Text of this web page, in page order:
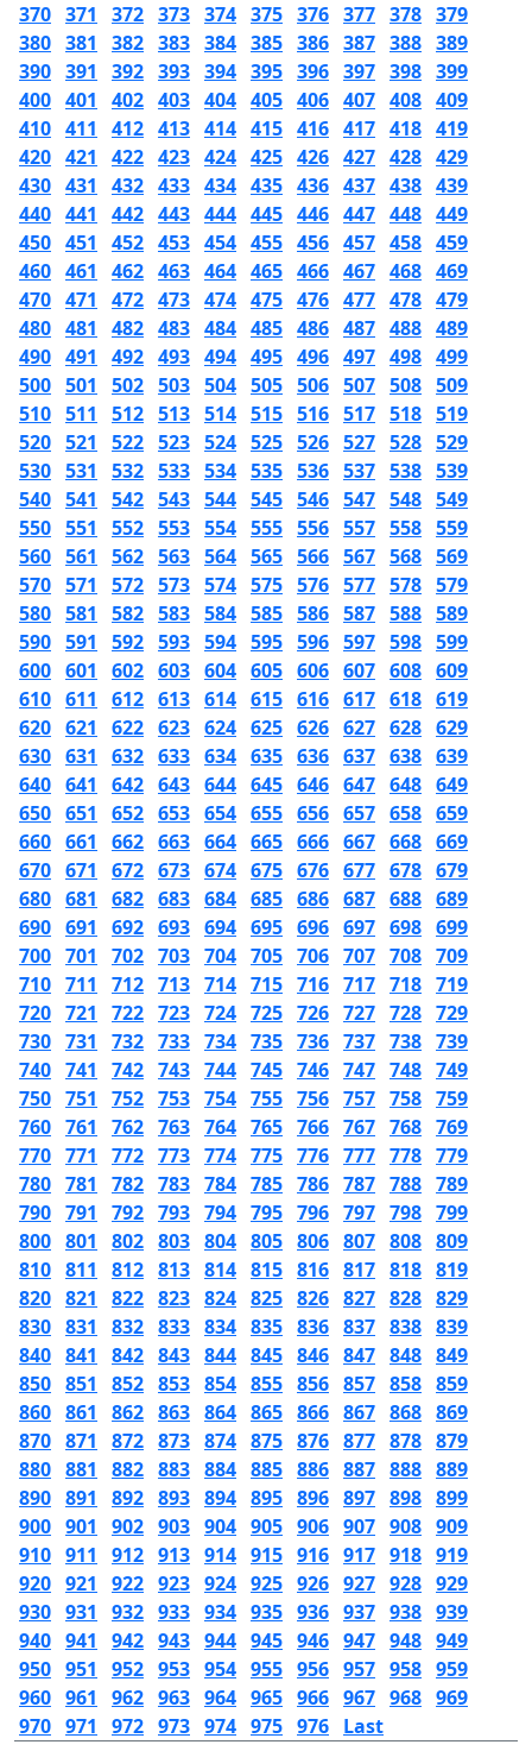
370 371 372 373 374 375 376 377 378 379
380 381 382 383 384 385 386 387 388 389
390 391 392 393 394 395 396 397 398 399
400 401 402 403 404 405 406 407 408 409
410 411 412 413 414 415 416 417 418 419
420 421 422 423 424 425 426 427 428 429
430 431 432 433 434 435 436 437 438 439
440 441 442 443 444 445 446 447 448 449
450 451 452 453 454 455 456 457 458 459
460 461 462 463 464 465 466 467 468 469
470 471 472 473 474 475 476 477 478 479
480 481 482 483 484 485 486 487 488 489
490 491 492 493 494 495 496 497 498 499
500 501 502 503 504 505 506 507 508 509
510 511 512 513 514 515 516 517 518 519
520 521 522 523 524 525 526 527 528 529
530 531 532 533 534 535 536 537 538 539
540 541 542 543 544 545 546 547 548 549
550 551 552 553 554 555 556 557 558 559
560 561 562 563 564 565 566 567 568 569
570 571 572 573 574 575 576 577 578 579
580 581 582 583 584 585 586 587 588 589
590 591 592 593 594 595 596 597 598 599
600 601 602 603 604 605 606 607 608 609
610 611 612 613 614 615 616 617 618 619
620 621 622 623 624 625 626 627 628 629
630 631 632 633 634 635 636 637 638 639
640 641 642 643 644 645 646 647 648 649
650 651 652 653 654 655 656 657 658 659
660 661 662 663 664 665 666 667 668 669
670 671 672 673 674 675 676 677 678 679
680 681 682 683 684 685 686 687 688 689
690 691 692 693 694 695 696 697 698 699
700 701 702 703 704 705 706 707 708 709
710 711 712 713 714 715 716 717 718 719
720 721 722 723 724 725 726 727 728 729
730 731 732 733 734 735 736 737 738 739
740 741 742 743 744 745 746 747 748 749
750 751 752 753 754 755 756 757 758 759
760 761 762 763 764 765 766 767 768 769
770 771 772 773 774 775 776 777 778 779
780 781 782 783 784 785 786 787 788 789
790 791 792 793 794 795 796 797 798 799
800 801 802 803 804 805 806 807 808 809
810 811 812 813 814 815 816 817 818 819
820 821 822 823 824 825 826 827 828 829
830 831 832 833 834 835 836 837 838 839
840 841 842 843 844 845 846 847 848 849
850 851 852 853 854 855 856 857 858 859
860 861 862 863 864 865 866 867 868 869
870 871 872 873 874 875 876 877 878 879
880 881 882 883 884 885 886 887 888 889
890 891 892 893 894 895 896 897 898 899
900 901 902 903 904 905 906 907 908 909
910 911 912 913 914 915 916 917 918 919
920 921 922 923 924 925 926 927 928 929
930 931 932 933 934 935 936 937 938 939
940 941 942 943 944 945 946 947 948 949
950 951 952 953 954 955 956 957 958 959
960 961 962 963 964 965 966 967 968 969
970 971 972 973 974 975 976 Last